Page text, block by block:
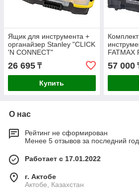
Ящик для инструмента +
органайзер Stanley "CLICK
'N CONNECT"
506х313х246мм STST1-
71962
26 695 ₸
Купить
FATMAX
57 000
О нас
Рейтинг не сформирован
Менее 5 отзывов за последний год
Работает с 17.01.2022
г. Актобе
Актобе, Казахстан